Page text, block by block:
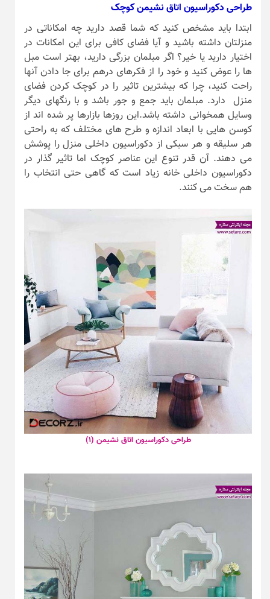
طراحی دکوراسیون اتاق نشیمن کوچک
ابتدا باید مشخص کنید که شما قصد دارید چه امکاناتی در
منزلتان داشته باشید و آیا فضای کافی برای این امکانات در
اختیار دارید یا خیر؟ اگر مبلمان بزرگی دارید، بهتر است مبل
ها را عوض کنید و خود را از فکرهای درهم برای جا دادن آنها
راحت کنید، چرا که بیشترین تاثیر را در کوچک کردن فضای
منزل دارد. مبلمان باید جمع و جور باشد و با رنگهای دیگر
وسایل همخوانی داشته باشد.این روزها بازارها پر شده اند از
کوسن هایی با ابعاد اندازه و طرح های مختلف که به راحتی
هر سلیقه و هر سبکی از دکوراسیون داخلی منزل را پوشش
می دهند. آن قدر تنوع این عناصر کوچک اما تاثیر گذار در
دکوراسیون داخلی خانه زیاد است که گاهی حتی انتخاب را
هم سخت می کنند.
طراحی دکوراسیون اتاق نشیمن (۱)